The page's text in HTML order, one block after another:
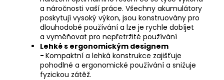
a náročnosti vaší práce. Všechny akumulátory
poskytují vysoký výkon, jsou konstruovány pro
dlouhodobé používání a lze je rychle dobíjet
a vyměňovat pro nepřetržité používání
Lehké s ergonomickým designem
- Kompaktní a lehká konstrukce zajišťuje
pohodlné a ergonomické používání a snižuje
fyzickou zátěž.